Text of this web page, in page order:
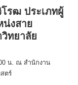
รฒ ประเภทผู้
งสาย
ทยาลัย
น. ณ สำนักงาน
ตร์